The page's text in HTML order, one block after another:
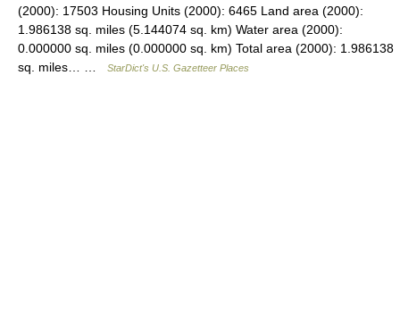
(2000): 17503 Housing Units (2000): 6465 Land area (2000):
1.986138 sq. miles (5.144074 sq. km) Water area (2000):
0.000000 sq. miles (0.000000 sq. km) Total area (2000): 1.986138
sq. miles… …
StarDict's U.S. Gazetteer Places